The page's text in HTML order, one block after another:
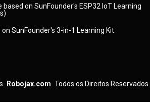
based on SunFounder's ESP32 IoT Learning
SunFounder's 3-in-1 Learning Kit
Robojax.com Todos os Direitos Reservados